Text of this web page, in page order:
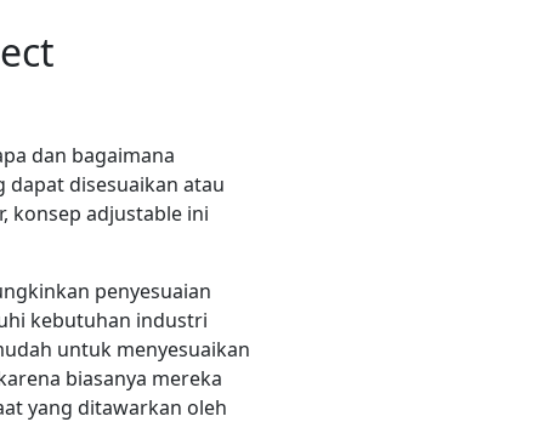
dan bagaimana
dapat disesuaikan atau
konsep adjustable ini
penyesuaian
kebutuhan industri
untuk menyesuaikan
biasanya mereka
yang ditawarkan oleh